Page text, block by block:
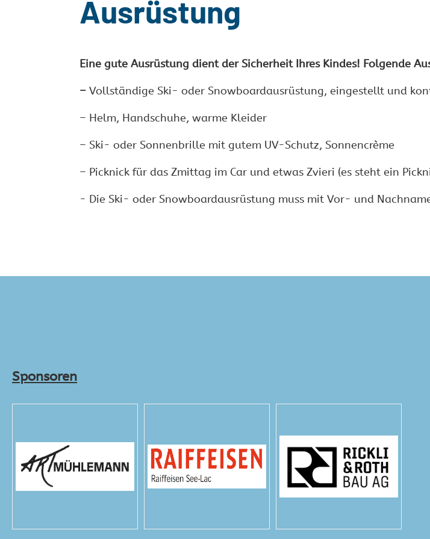
Ausrüstung
Eine gute Ausrüstung dient der Sicherheit Ihres Kindes! Folgende
– Vollständige Ski- oder Snowboardausrüstung, eingestellt und
– Helm, Handschuhe, warme Kleider
– Ski- oder Sonnenbrille mit gutem UV-Schutz, Sonnencrème
– Picknick für das Zmittag im Car und etwas Zvieri (es steht ein
- Die Ski- oder Snowboardausrüstung muss mit Vor- und
Sponsoren